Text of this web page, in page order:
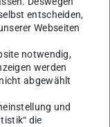
of Die)
in der
entscheiden,
Webseiten
notwendig,
werden
abgewählt
und
die